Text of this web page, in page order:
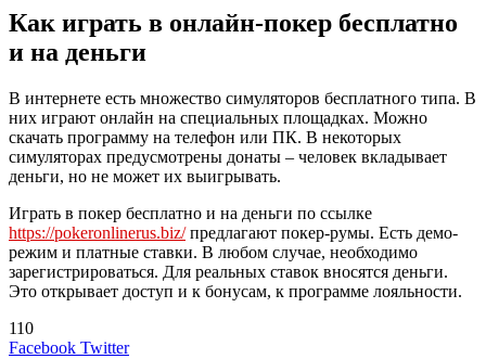
Как играть в онлайн-покер бесплатно
и на деньги
В интернете есть множество симуляторов бесплатного типа. В
них играют онлайн на специальных площадках. Можно
скачать программу на телефон или ПК. В некоторых
симуляторах предусмотрены донаты – человек вкладывает
деньги, но не может их выигрывать.
Играть в покер бесплатно и на деньги по ссылке
https://pokeronlinerus.biz/предлагают покер-румы. Есть демо-
режим и платные ставки. В любом случае, необходимо
зарегистрироваться. Для реальных ставок вносятся деньги.
Это открывает доступ и к бонусам, к программе лояльности.
110
Facebook TwitterLinkedIn
Tumblr
Reddit
Вконтакте
Одноклассники
Skype
Messenger
Messenger
WhatsApp
Telegram
Viber
Line
Поделиться
Печатать